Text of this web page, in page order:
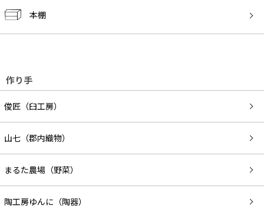
本棚
作り手
俊匠（臼工房）
山七（郡内織物）
まるた農場（野菜）
陶工房ゆんに（陶器）